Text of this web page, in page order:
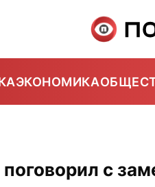
ЭКОНОМИКА
с